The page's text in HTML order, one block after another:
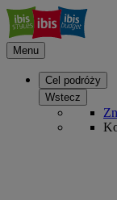
Menu
Cel podróży
Wstecz